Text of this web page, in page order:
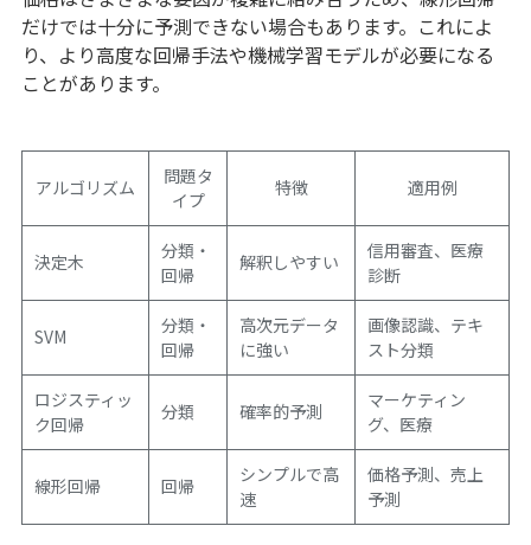
だけでは十分に予測できない場合もあります。これによ
り、より高度な回帰手法や機械学習モデルが必要になる
ことがあります。
アルゴリズム
問題タ
イプ
特徴 適用例
決定木
分類・
回帰
解釈しやすい
信用審査、医療
診断
SVM
分類・
回帰
高次元データ
に強い
画像認識、テキ
スト分類
ロジスティッ
ク回帰
分類 確率的予測
マーケティン
グ、医療
線形回帰 回帰
シンプルで高
速
価格予測、売上
予測